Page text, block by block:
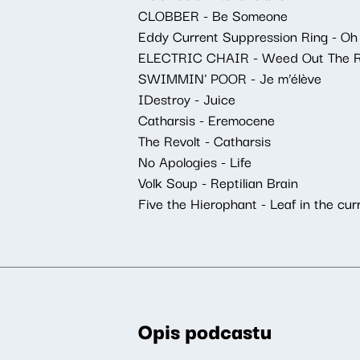
CLOBBER - Be Someone
Eddy Current Suppression Ring -
ELECTRIC CHAIR - Weed Out The
SWIMMIN' POOR - Je m’élève
IDestroy - Juice
Catharsis - Eremocene
The Revolt - Catharsis
No Apologies - Life
Volk Soup - Reptilian Brain
Five the Hierophant - Leaf in the
Opis podcastu